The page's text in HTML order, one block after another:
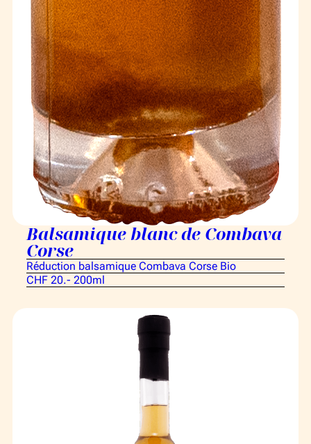
Balsamique blanc de Combava
Corse
Réduction balsamique Combava Corse Bio
CHF 20.- 200ml